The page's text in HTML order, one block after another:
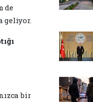
de
geliyor.
bir